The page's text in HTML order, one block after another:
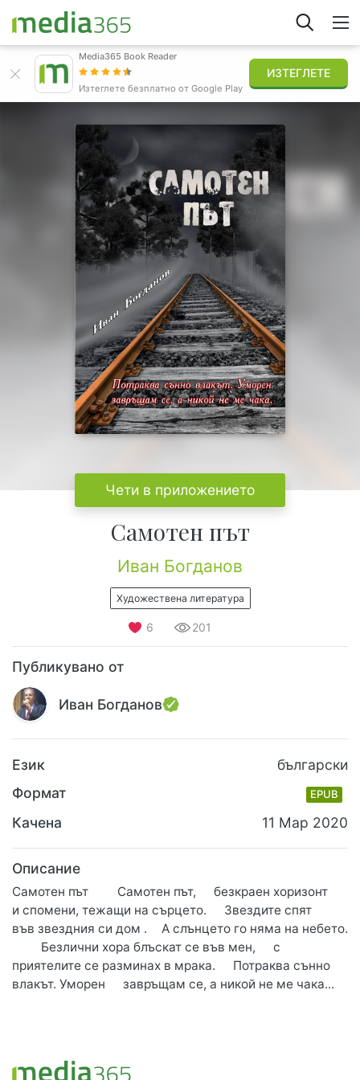
Вписване
Публикувай
Media365 Book Reader
Изтеглете безплатно от Google Play
ИЗТЕГЛЕТЕ
Чети в приложението
Самотен път
Иван Богданов
Художествена литература
6 201
Публикувано от
Иван Богданов
Език
български
Формат
EPUB
Качена 11 Мар 2020
Описание
Самотен път Самотен път, безкраен хоризонт
и спомени, тежащи на сърцето. Звездите спят
във звездния си дом . А слънцето го няма на небето.
Безлични хора блъскат се във мен, с
приятелите се разминах в мрака. Потраква сънно
влакът. Уморен завръщам се, а никой не ме чака...